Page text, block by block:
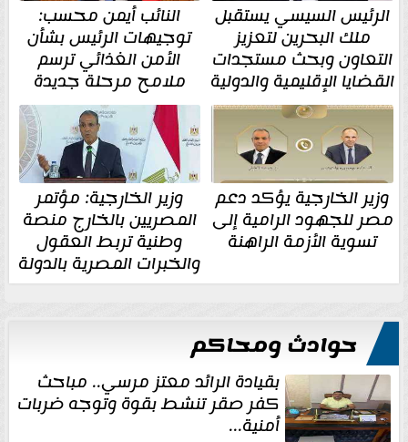
الرئيس السيسي يستقبل
ملك البحرين لتعزيز
التعاون وبحث مستجدات
القضايا الإقليمية والدولية
النائب أيمن محسب:
توجيهات الرئيس بشأن
الأمن الغذائي ترسم
ملامح مرحلة جديدة
وزير الخارجية يؤكد دعم
مصر للجهود الرامية إلى
تسوية الأزمة الراهنة
وزير الخارجية: مؤتمر
المصريين بالخارج منصة
وطنية تربط العقول
والخبرات المصرية بالدولة
حوادث ومحاكم
بقيادة الرائد معتز مرسي.. مباحث
كفر صقر تنشط بقوة وتوجه ضربات
أمنية...